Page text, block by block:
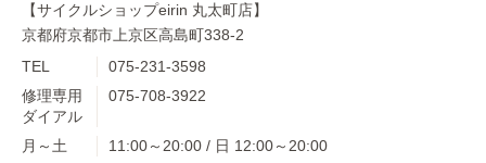
【サイクルショップeirin 丸太町店】
京都府京都市上京区高島町338-2
TEL
075-231-3598
修理専用
ダイアル
075-708-3922
月～土 11:00～20:00 / 日 12:00～20:00